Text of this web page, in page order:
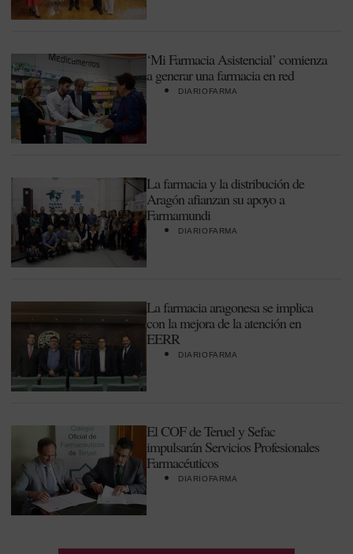
‘Mi Farmacia Asistencial’ comienza
a generar una farmacia en red
DIARIOFARMA
La farmacia y la distribución de
Aragón afianzan su apoyo a
Farmamundi
DIARIOFARMA
La farmacia aragonesa se implica
con la mejora de la atención en
EERR
DIARIOFARMA
El COF de Teruel y Sefac
impulsarán Servicios Profesionales
Farmacéuticos
DIARIOFARMA